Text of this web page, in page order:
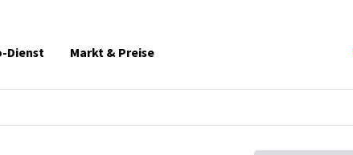
Dienst Markt & Preise